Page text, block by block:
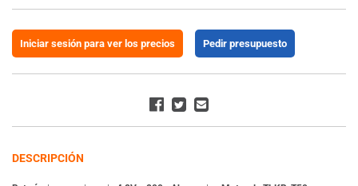
Iniciar sesión para ver los precios Pedir presupuesto
DESCRIPCIÓN